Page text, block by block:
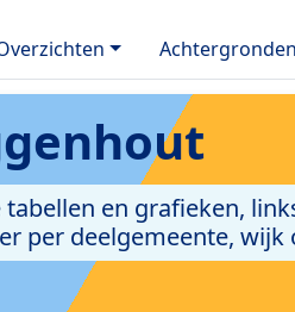
Achtergronden
en grafieken,
per deelgemeente,